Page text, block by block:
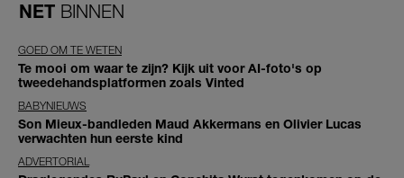
NET BINNEN
GOED OM TE WETEN
Te mooi om waar te zijn? Kijk uit voor AI-foto's op
tweedehandsplatformen zoals Vinted
BABYNIEUWS
Son Mieux-bandleden Maud Akkermans en Olivier Lucas
verwachten hun eerste kind
ADVERTORIAL